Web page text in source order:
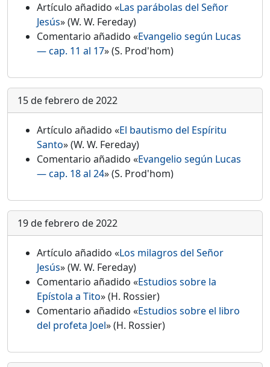
Artículo añadido «Las parábolas del Señor
Jesús» (W. W. Fereday)
Comentario añadido «Evangelio según Lucas
— cap. 11 al 17» (S. Prod'hom)
15 de febrero de 2022
Artículo añadido «El bautismo del Espíritu
Santo» (W. W. Fereday)
Comentario añadido «Evangelio según Lucas
— cap. 18 al 24» (S. Prod'hom)
19 de febrero de 2022
Artículo añadido «Los milagros del Señor
Jesús» (W. W. Fereday)
Comentario añadido «Estudios sobre la
Epístola a Tito» (H. Rossier)
Comentario añadido «Estudios sobre el libro
del profeta Joel» (H. Rossier)